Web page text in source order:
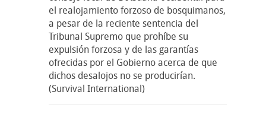
el realojamiento forzoso de bosquimanos,
a pesar de la reciente sentencia del
Tribunal Supremo que prohíbe su
expulsión forzosa y de las garantías
ofrecidas por el Gobierno acerca de que
dichos desalojos no se producirían.
(Survival International)